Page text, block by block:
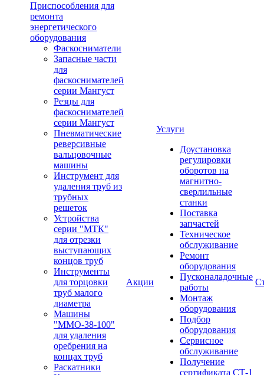
Приспособления для
ремонта
энергетического
оборудования
Фаскосниматели
Запасные части
для
фаскоснимателей
серии Мангуст
Резцы для
фаскоснимателей
серии Мангуст
Пневматические
реверсивные
вальцовочные
машины
Инструмент для
удаления труб из
трубных
решеток
Устройства
серии "МТК"
для отрезки
выступающих
концов труб
Инструменты
для торцовки
труб малого
диаметра
Машины
"ММО-38-100"
для удаления
оребрения на
концах труб
Раскатники
Акции
Услуги
Доустановка
регулировки
оборотов на
магнитно-
сверлильные
станки
Поставка
запчастей
Техническое
обслуживание
Ремонт
оборудования
Пусконаладочные
работы
Монтаж
оборудования
Подбор
оборудования
Сервисное
обслуживание
Получение
сертификата СТ-1